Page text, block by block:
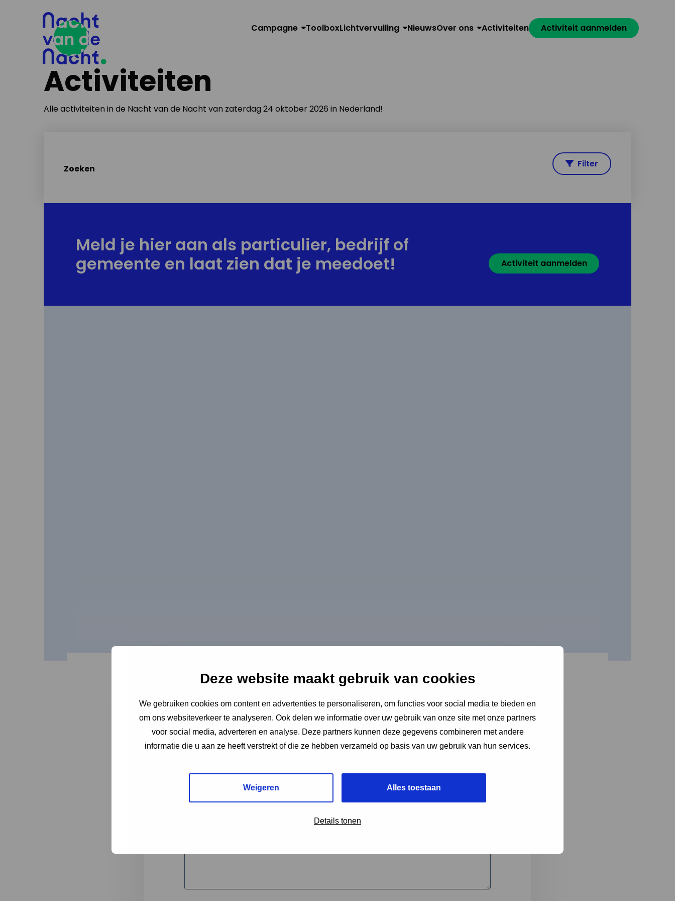
Deze website maakt gebruik van cookies
We gebruiken cookies om content en advertenties te personaliseren, om functies voor social media te bieden en
om ons websiteverkeer te analyseren. Ook delen we informatie over uw gebruik van onze site met onze partners
voor social media, adverteren en analyse. Deze partners kunnen deze gegevens combineren met andere
informatie die u aan ze heeft verstrekt of die ze hebben verzameld op basis van uw gebruik van hun services.
Weigeren Alles toestaan
Details tonen
Campagne ToolboxLichtvervuiling NieuwsOver ons Activiteiten Activiteit aanmelden
Activiteiten
Alle activiteiten in de Nacht van de Nacht van zaterdag 24 oktober 2026 in Nederland!
Zoeken Filter
Meld je hier aan als particulier, bedrijf of
gemeente en laat zien dat je meedoet!
Activiteit aanmelden
"* " geeft vereiste velden aan
1 2
3
Volledige omschrijving*